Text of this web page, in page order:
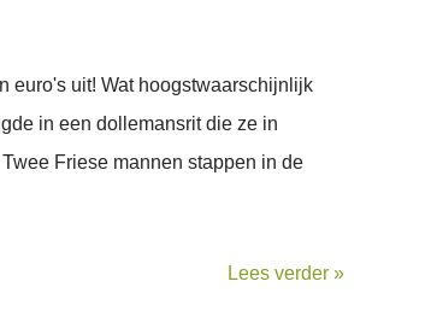
euro's uit! Wat hoogstwaarschijnlijk
in een dollemansrit die ze in
Friese mannen stappen in de
Lees verder »